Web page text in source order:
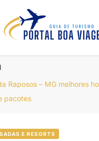
Raposos – MG melhores
pacotes
E RESORTS